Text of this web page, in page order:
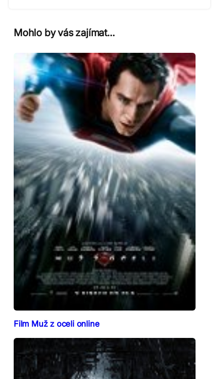
Mohlo by vás zajímat…
Film Muž z oceli online